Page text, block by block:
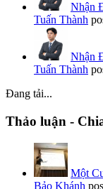
Nhận
Tuấn Thành
Nhận
Tuấn Thành
Đang tải...
Thảo luận -
Một
Bảo Khánh